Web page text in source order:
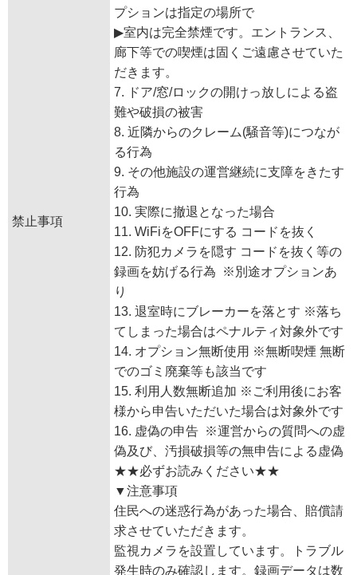
禁止事項
プションは指定の場所で
▶︎室内は完全禁煙です。エントランス、
廊下等での喫煙は固くご遠慮させていた
だきます。
7. ドア/窓/ロックの開けっ放しによる盗
難や破損の被害
8. 近隣からのクレーム(騒音等)につなが
る行為
9. その他施設の運営継続に支障をきたす
行為
10. 実際に撤退となった場合
11. WiFiをOFFにする コードを抜く
12. 防犯カメラを隠す コードを抜く等の
録画を妨げる行為 ※別途オプションあ
り
13. 退室時にブレーカーを落とす ※落ち
てしまった場合はペナルティ対象外です
14. オプション無断使用 ※無断喫煙 無断
でのゴミ廃棄等も該当です
15. 利用人数無断追加 ※ご利用後にお客
様から申告いただいた場合は対象外です
16. 虚偽の申告 ※運営からの質問への虚
偽及び、汚損破損等の無申告による虚偽
★★必ずお読みください★★
▼注意事項
住民への迷惑行為があった場合、賠償請
求させていただきます。
監視カメラを設置しています。トラブル
発生時のみ確認します。録画データは数